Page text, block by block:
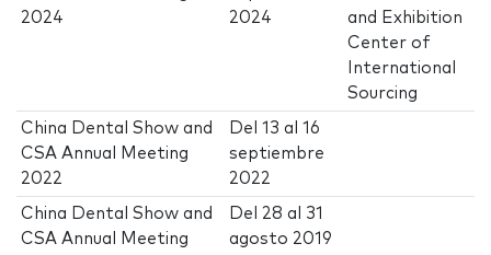
2024
2024
and Exhibition
Center of
International
Sourcing
China Dental Show and
CSA Annual Meeting
2022
Del13 al16
septiembre
2022
China Dental Show and
CSA Annual Meeting
Del 28 al 31
agosto 2019